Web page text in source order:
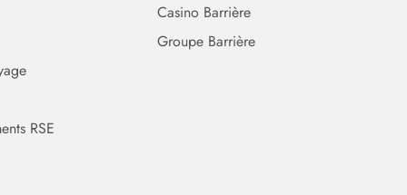
RSE
Casino Barrière
Groupe Barrière